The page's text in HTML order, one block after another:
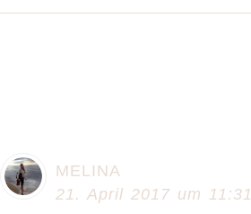
MELINA
21. April 2017 um 11:31